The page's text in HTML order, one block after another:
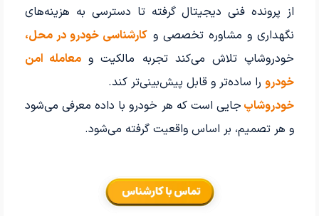
از پرونده فنی دیجیتال گرفته تا دسترسی به هزینه‌های
نگهداری و مشاوره تخصصی و کارشناسی خودرو در محل،
خودروشاپ تلاش می‌کند تجربه مالکیت و معامله امن
خودرورا ساده‌تر و قابل پیش‌بینی‌تر کند.
خودروشاپ جایی است که هر خودرو با داده معرفی می‌شود
و هر تصمیم، بر اساس واقعیت گرفته می‌شود.